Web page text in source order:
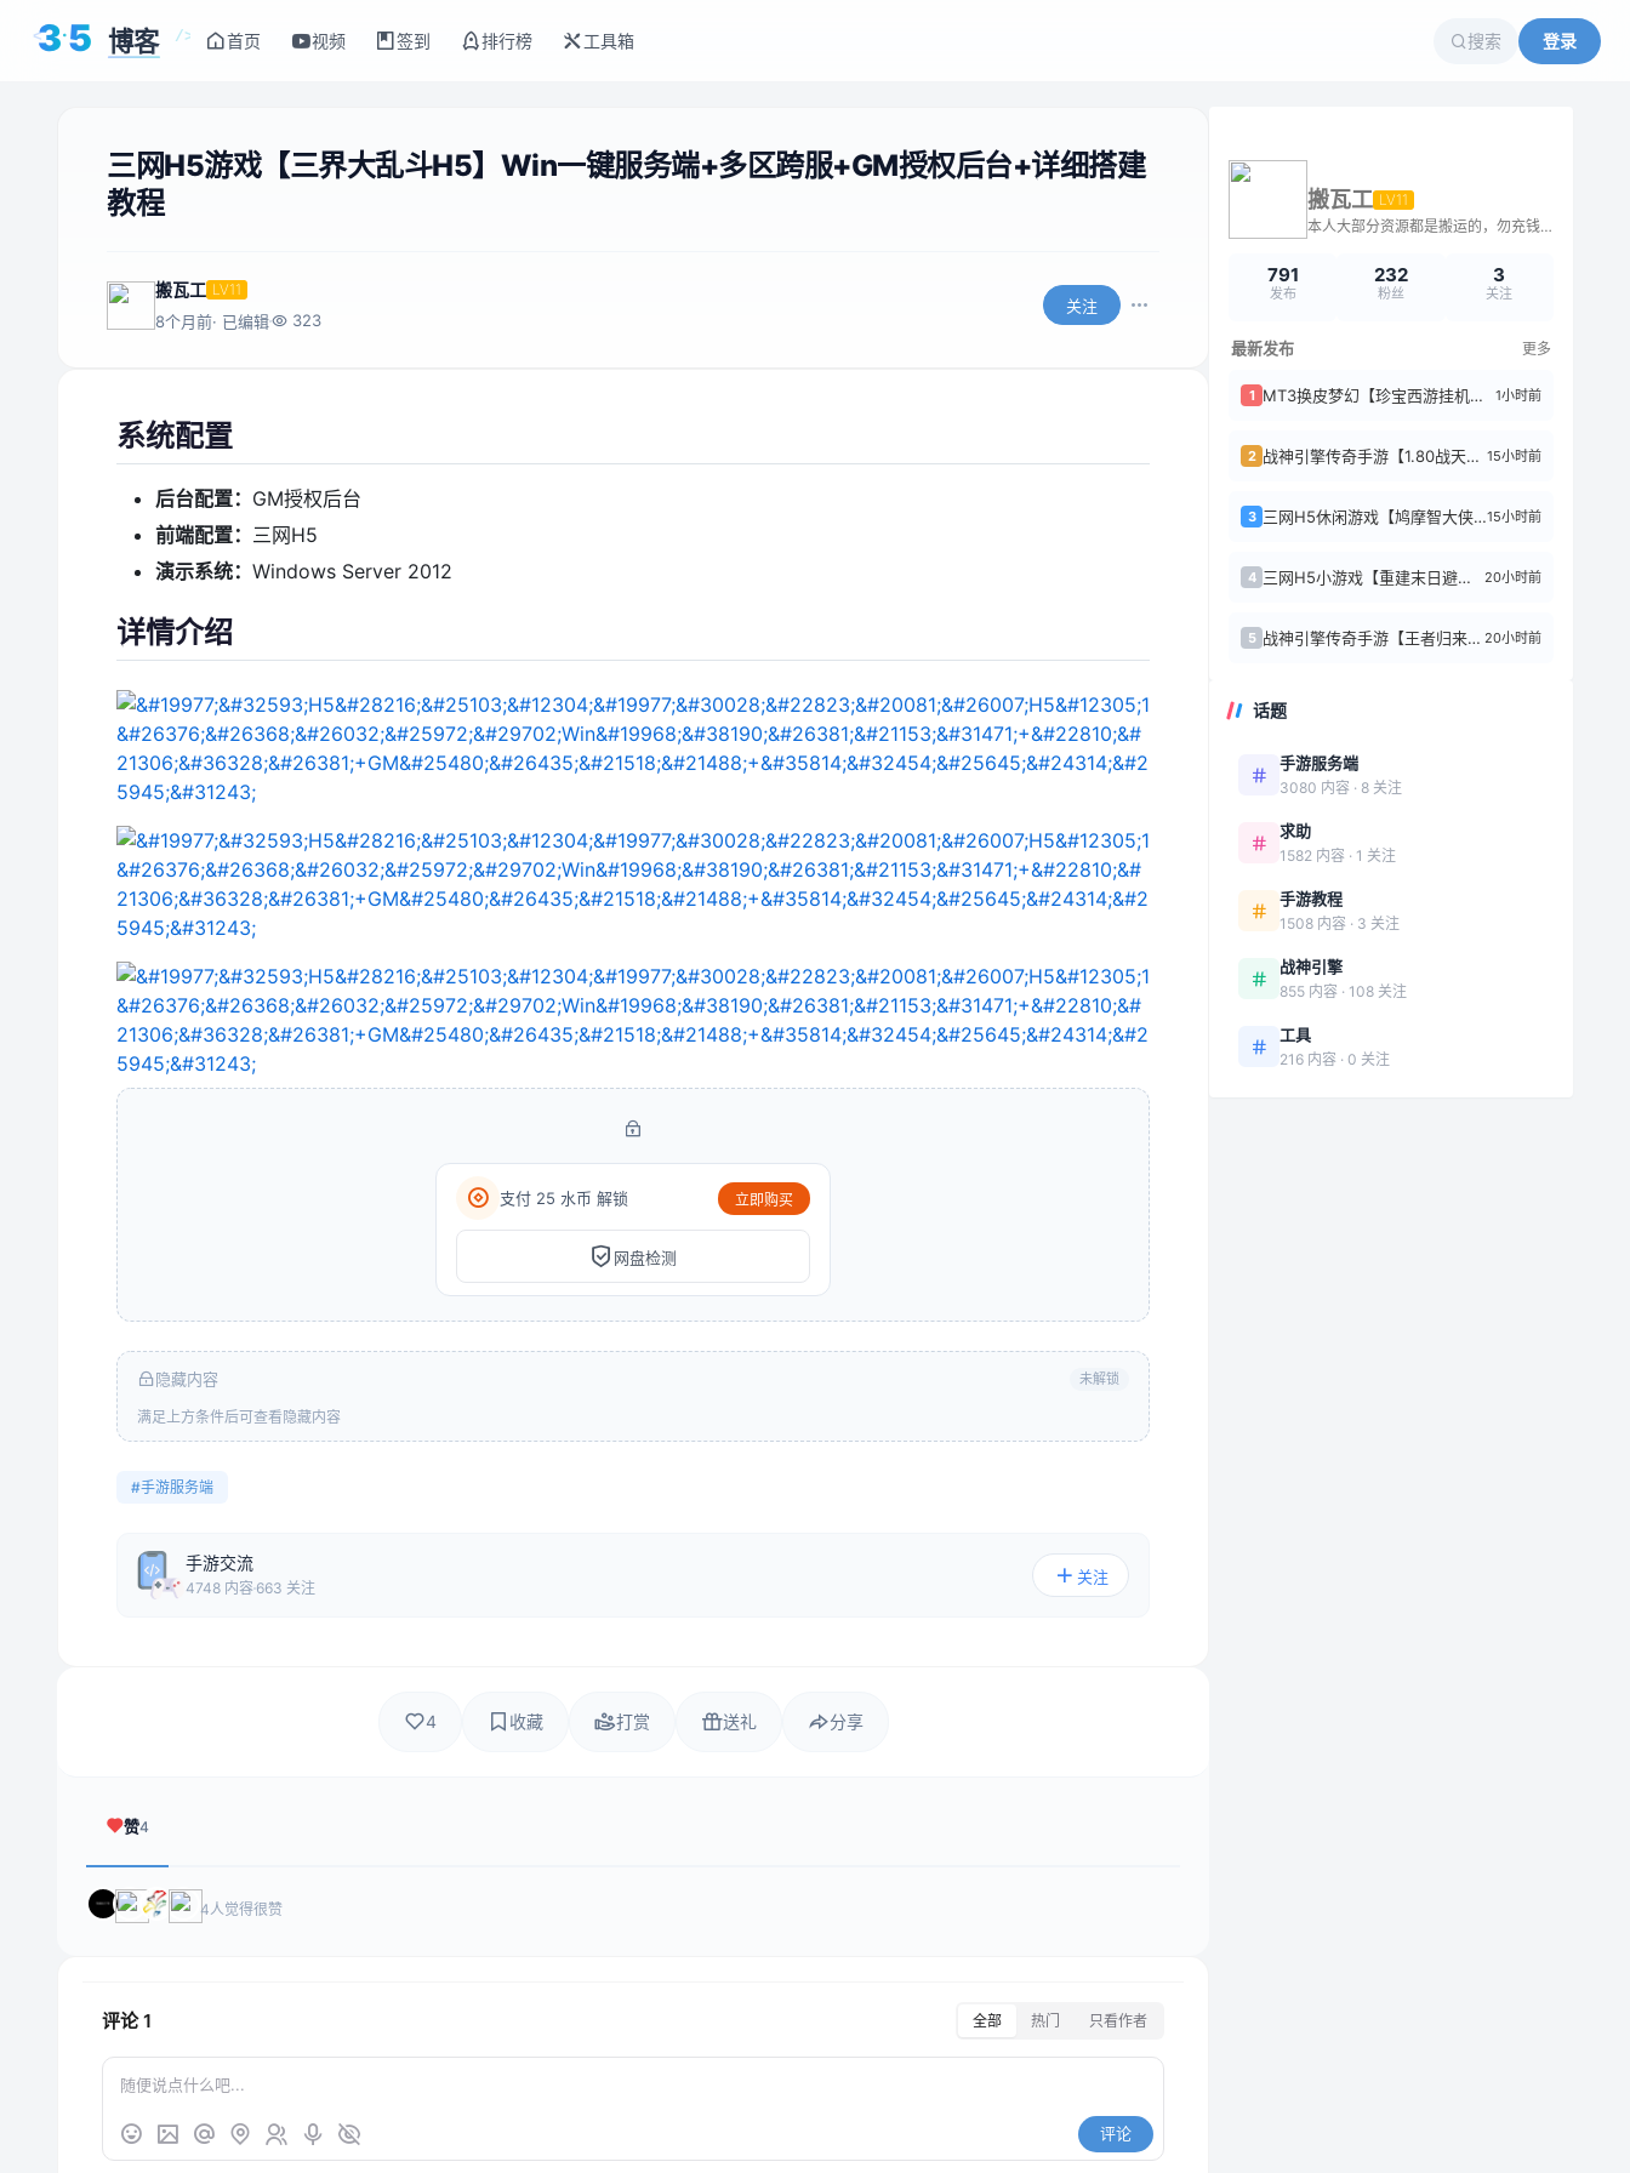
< />
35 博客 首页 视频 签到 排行榜 工具箱 搜索 登录
三网H5游戏【三界大乱斗H5】Win一键服务端+多区跨服+GM授权后台+详细搭建
教程
搬瓦工 LV11
8个月前· 已编辑 323
关注
系统配置
后台配置： GM授权后台
前端配置： 三网H5
演示系统： Windows Server 2012
详情介绍
支付 25 水币 解锁 立即购买
网盘检测
隐藏内容 未解锁
满足上方条件后可查看隐藏内容
#手游服务端
手游交流
4748 内容 663 关注
关注
4 收藏 打赏 送礼 分享
赞4
4人觉得很赞
评论1 全部 热门 只看作者
评论
搬瓦工 LV11
本人大部分资源都是搬运的，勿充钱购买，不解答问题
791
发布
232
粉丝
3
关注
最新发布 更多
1 MT3换皮梦幻【珍宝西游挂机尊享版】单机一键即玩镜像服务端+Linux手工服务端... 1小时前
2 战神引擎传奇手游【1.80战天传奇[白猪3.1]】特色服务端+上古神殿+玄龙渊+... 15小时前
3 三网H5休闲游戏【鸠摩智大侠转转刀H5】WIN系服务端+Linux手工服务端+附...15小时前
4 三网H5小游戏【重建末日避难所】最新整理Linux手工服务端+安卓 20小时前
5 战神引擎传奇手游【王者归来白猪版】复古服务端+雪域+武神殿+魔龙寨 20小时前
话题
手游服务端
3080 内容 · 8 关注
求助
1582 内容 · 1 关注
手游教程
1508 内容 · 3 关注
战神引擎
855 内容 · 108 关注
工具
216 内容 · 0 关注